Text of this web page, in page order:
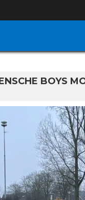
BOYS